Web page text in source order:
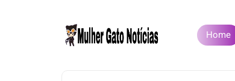
Home